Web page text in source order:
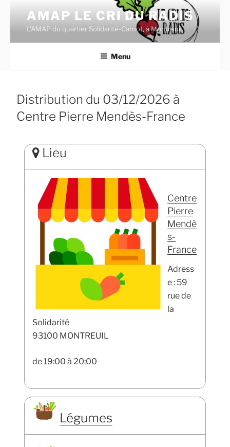
contenu
principal
AMAP LE CRI DU RADIS
L'AMAP du quartier Solidarité-Carnot, à Montreuil.
Menu
Distribution du 03/12/2026 à
Centre Pierre Mendès-France
Lieu
Centre
Pierre
Mendè
s-
France
Adress
e : 59
rue de
la
Solidarité
93100 MONTREUIL
de 19:00 à 20:00
Légumes